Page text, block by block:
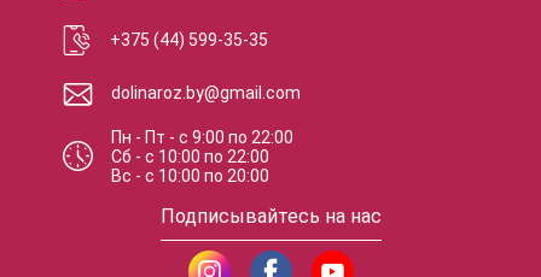
+375 (44) 599-35-35
dolinaroz.by@gmail.com
Пн - Пт -с 9:00по 22:00
Сб -с 10:00по 22:00
Вс -с 10:00по 20:00
Подписывайтесь на нас